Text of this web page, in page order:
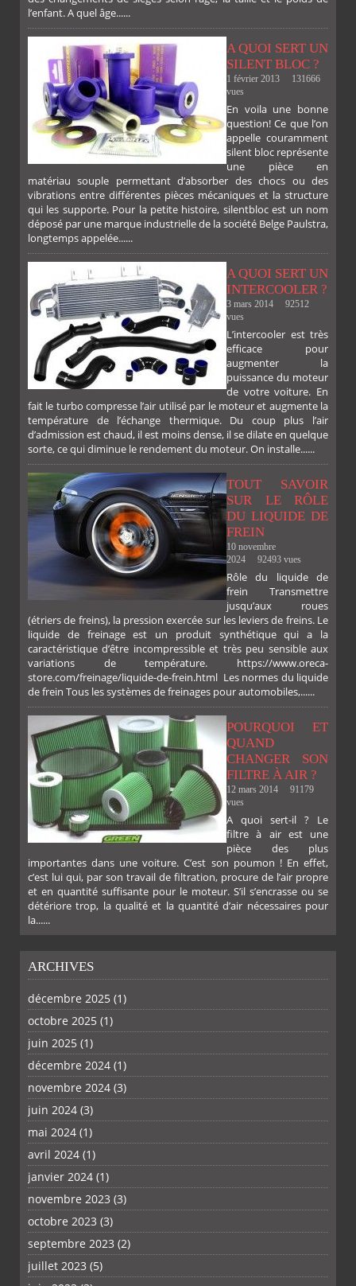
FACEBOOKTWITTERGOOGLE
PLUS
PINTEREST
PLUS
l’enfant. A quel âge......
A QUOI SERT UN
SILENT BLOC ?
1 février 2013
131666
vues
En voila une bonne
question! Ce que l’on
appelle couramment
silent bloc représente
une pièce en
matériau souple permettant d’absorber des chocs ou des
vibrations entre différentes pièces mécaniques et la structure
qui les supporte. Pour la petite histoire, silentbloc est un nom
déposé par une marque industrielle de la société Belge Paulstra,
longtemps appelée......
A QUOI SERT UN
INTERCOOLER ?
3 mars 2014
92512
vues
L’intercooler est très
efficace pour
augmenter la
puissance du moteur
de votre voiture. En
fait le turbo compresse l’air utilisé par le moteur et augmente la
température de l’échange thermique. Du coup plus l’air
d’admission est chaud, il est moins dense, il se dilate en quelque
sorte, ce qui diminue le rendement du moteur. On installe......
TOUT SAVOIR
SUR LE RÔLE
DU LIQUIDE DE
FREIN
10 novembre
2024
92493 vues
Rôle du liquide de
frein Transmettre
jusqu’aux roues
(étriers de freins), la pression exercée sur les leviers de freins. Le
liquide de freinage est un produit synthétique qui a la
caractéristique d’être incompressible et très peu sensible aux
variations de température. https://www.oreca-
store.com/freinage/liquide-de-frein.html Les normes du liquide
de frein Tous les systèmes de freinages pour automobiles,......
POURQUOI ET
QUAND
CHANGER SON
FILTRE À AIR ?
12 mars 2014
91179
vues
A quoi sert-il ? Le
filtre à air est une
pièce des plus
importantes dans une voiture. C’est son poumon ! En effet,
c’est lui qui, par son travail de filtration, procure de l’air propre
et en quantité suffisante pour le moteur. S’il s’encrasse ou se
détériore trop, la qualité et la quantité d’air nécessaires pour
la......
ARCHIVES
décembre 2025 (1)
octobre 2025 (1)
juin 2025 (1)
décembre 2024 (1)
novembre 2024 (3)
juin 2024 (3)
mai 2024 (1)
avril 2024 (1)
janvier 2024 (1)
novembre 2023 (3)
octobre 2023 (3)
septembre 2023 (2)
juillet 2023 (5)